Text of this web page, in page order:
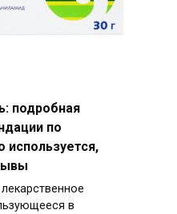
подробная
по
используется,
в